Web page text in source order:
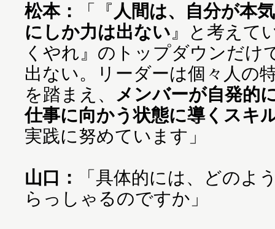
松本： 「『 人間は、自分が本
にしか力は出ない 』と考えて
くやれ』のトップダウンだけ
出ない。リーダーは個々人の
を踏まえ、 メンバーが自発的
仕事に向かう状態に導くスキ
実践に努めています」
山口：
「具体的には、どのよ
らっしゃるのですか」